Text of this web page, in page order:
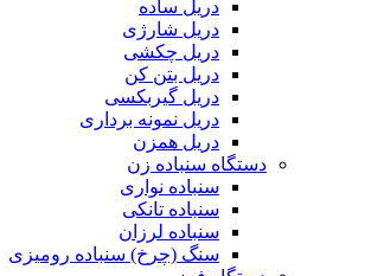
دریل ساده
دریل شارژی
دریل چکشی
دریل بتن کن
دریل گیربکسی
دریل نمونه برداری
دریل همزن
دستگاه سنباده زن
سنباده نواری
سنباده تانکی
سنباده لرزان
سنگ (چرخ) سنباده رومیزی